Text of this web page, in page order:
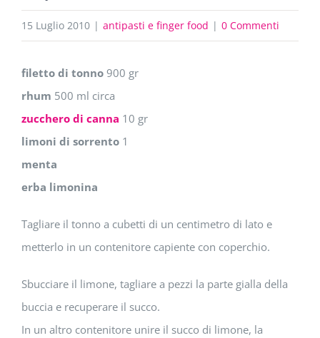
15 Luglio 2010 | antipasti e finger food | 0 Commenti
filetto di tonno 900 gr
rhum 500 ml circa
zucchero di canna 10 gr
limoni di sorrento 1
menta
erba limonina
Tagliare il tonno a cubetti di un centimetro di lato e
metterlo in un contenitore capiente con coperchio.
Sbucciare il limone, tagliare a pezzi la parte gialla della
buccia e recuperare il succo.
In un altro contenitore unire il succo di limone, la